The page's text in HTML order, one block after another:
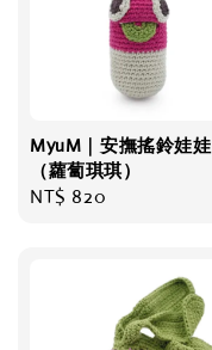
MyuM｜安撫搖鈴娃娃
（蘿蔔琪琪）
Regular
NT$ 820